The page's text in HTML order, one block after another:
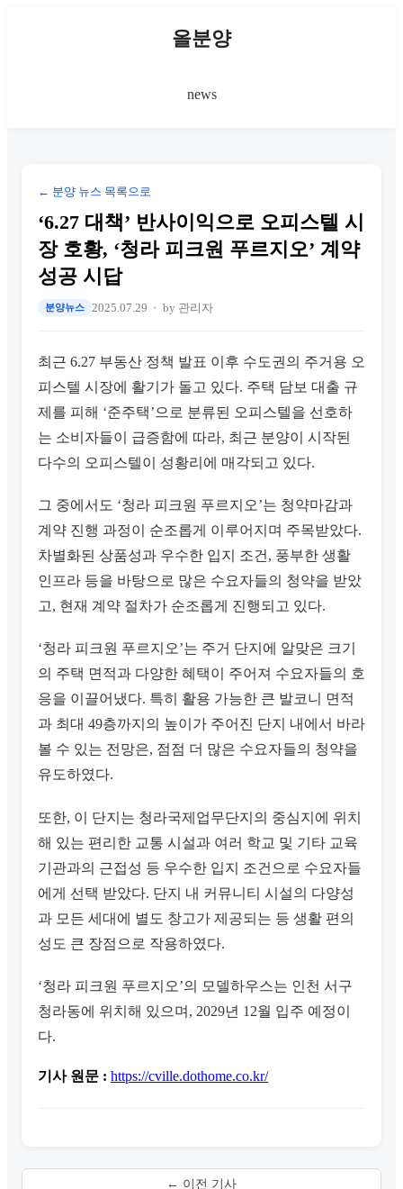
올분양
news
← 분양 뉴스 목록으로
‘6.27 대책’ 반사이익으로 오피스텔 시
장 호황, ‘청라 피크원 푸르지오’ 계약
성공 시답
분양뉴스 2025.07.29 by 관리자
최근 6.27 부동산 정책 발표 이후 수도권의 주거용 오
피스텔 시장에 활기가 돌고 있다. 주택 담보 대출 규
제를 피해 ‘준주택’으로 분류된 오피스텔을 선호하
는 소비자들이 급증함에 따라, 최근 분양이 시작된
다수의 오피스텔이 성황리에 매각되고 있다.
그 중에서도 ‘청라 피크원 푸르지오’는 청약마감과
계약 진행 과정이 순조롭게 이루어지며 주목받았다.
차별화된 상품성과 우수한 입지 조건, 풍부한 생활
인프라 등을 바탕으로 많은 수요자들의 청약을 받았
고, 현재 계약 절차가 순조롭게 진행되고 있다.
‘청라 피크원 푸르지오’는 주거 단지에 알맞은 크기
의 주택 면적과 다양한 혜택이 주어져 수요자들의 호
응을 이끌어냈다. 특히 활용 가능한 큰 발코니 면적
과 최대 49층까지의 높이가 주어진 단지 내에서 바라
볼 수 있는 전망은, 점점 더 많은 수요자들의 청약을
유도하였다.
또한, 이 단지는 청라국제업무단지의 중심지에 위치
해 있는 편리한 교통 시설과 여러 학교 및 기타 교육
기관과의 근접성 등 우수한 입지 조건으로 수요자들
에게 선택 받았다. 단지 내 커뮤니티 시설의 다양성
과 모든 세대에 별도 창고가 제공되는 등 생활 편의
성도 큰 장점으로 작용하였다.
‘청라 피크원 푸르지오’의 모델하우스는 인천 서구
청라동에 위치해 있으며, 2029년 12월 입주 예정이
다.
기사 원문 : https://cville.dothome.co.kr/
← 이전 기사